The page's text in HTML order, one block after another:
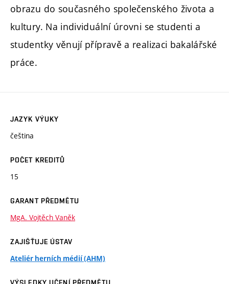
obrazu do současného společenského života a
kultury. Na individuální úrovni se studenti a
studentky věnují přípravě a realizaci bakalářské
práce.
JAZYK VÝUKY
čeština
POČET KREDITŮ
15
GARANT PŘEDMĚTU
MgA. Vojtěch Vaněk
ZAJIŠŤUJE ÚSTAV
Ateliér herních médií (AHM)